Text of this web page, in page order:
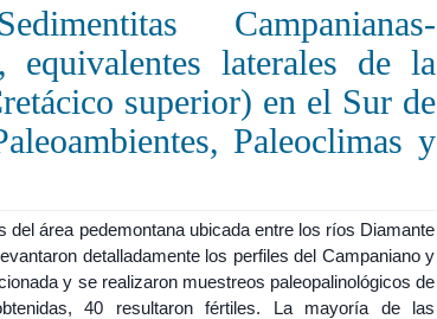
Campanianas-
equivalentes laterales de la
superior) en el Sur de
Paleoclimas y
del área pedemontana ubicada entre los ríos Diamante
detalladamente los perfiles del Campaniano y
y se realizaron muestreos paleopalinológicos de
40 resultaron fértiles. La mayoría de las